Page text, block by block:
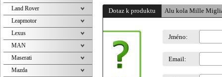
Dotaz k produktu Alu kola Mille
Jméno:
Email:
Land Rover
Leapmotor
Lexus
MAN
Maserati
Mazda